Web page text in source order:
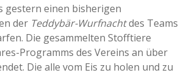
gestern einen bisherigen
der Teddybär-Wurfnachtdes Teams
Die gesammelten Stofftiere
Programms des Vereins an über
Die alle vom Eis zu holen und zu